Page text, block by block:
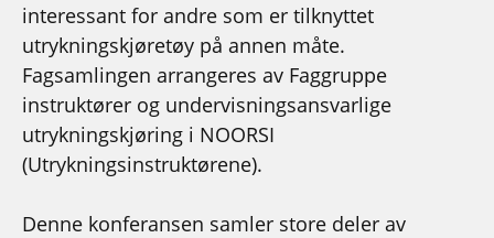
interessant for andre som er tilknyttet
utrykningskjøretøy på annen måte.
Fagsamlingen arrangeres av Faggruppe
instruktører og undervisningsansvarlige
utrykningskjøring i NOORSI
(Utrykningsinstruktørene).
Denne konferansen samler store deler av